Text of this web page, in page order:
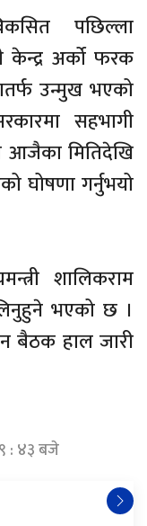
पछिल्ला
केन्द्र अर्को फरक
उन्मुख भएको
सहभागी
मितिदेखि
घोषणा गर्नुभयो
शालिकराम
भएको छ ।
बैठक हाल जारी
: ४३ बजे